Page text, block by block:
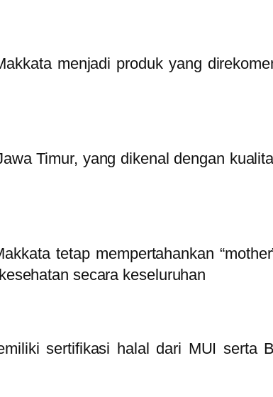
menjadi produk yang
Timur, yang dikenal dengan
tetap mempertahankan
secara keseluruhan
sertifikasi halal dari MUI serta